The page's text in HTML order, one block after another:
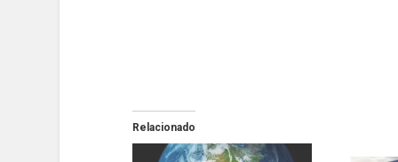
Relacionado